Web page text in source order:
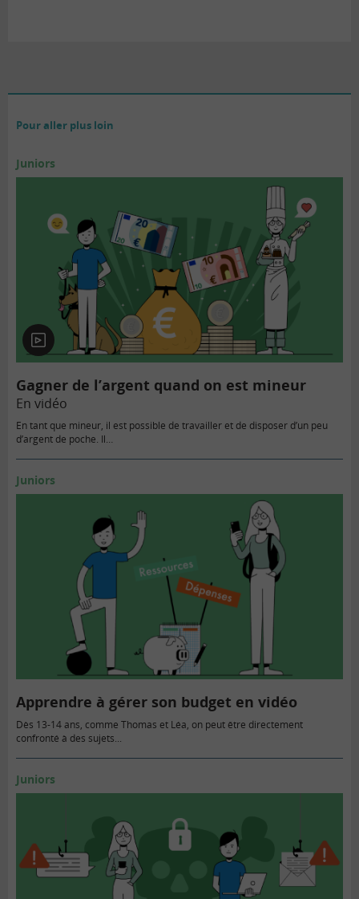
Pour aller plus loin
Juniors
En
vidéo
Gagner de l’argent quand on est mineur
En vidéo
En tant que mineur, il est possible de travailler et de disposer d’un peu
d’argent de poche. Il…
Juniors
Apprendre à gérer son budget en vidéo
Dès 13-14 ans, comme Thomas et Léa, on peut être directement
confronté à des sujets...
Juniors